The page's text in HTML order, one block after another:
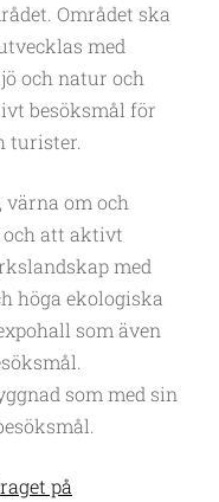
Området ska
med
och natur och
besöksmål för
turister.
om och
att aktivt
med
höga ekologiska
som även
som med sin
på